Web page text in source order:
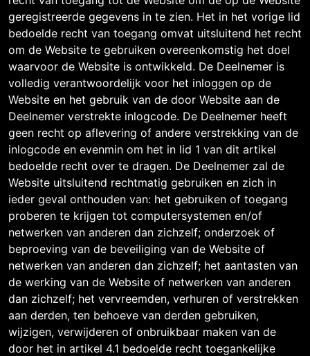
geregistreerde gegevens in te zien. Het in het vorige lid
bedoelde recht van toegang omvat uitsluitend het recht
om de Website te gebruiken overeenkomstig het doel
waarvoor de Website is ontwikkeld. De Deelnemer is
volledig verantwoordelijk voor het inloggen op de
Website en het gebruik van de door Website aan de
Deelnemer verstrekte inlogcode. De Deelnemer heeft
geen recht op aflevering of andere verstrekking van de
inlogcode en evenmin om het in lid 1 van dit artikel
bedoelde recht over te dragen. De Deelnemer zal de
Website uitsluitend rechtmatig gebruiken en zich in
ieder geval onthouden van: het gebruiken of toegang
proberen te krijgen tot computersystemen en/of
netwerken van anderen dan zichzelf; onderzoek of
beproeving van de beveiliging van de Website of
netwerken van anderen dan zichzelf; het aantasten van
de werking van de Website of netwerken van anderen
dan zichzelf; het vervreemden, verhuren of verstrekken
aan derden, ten behoeve van derden gebruiken,
wijzigen, verwijderen of onbruikbaar maken van de
door het in artikel 4.1 bedoelde recht toegankelijke